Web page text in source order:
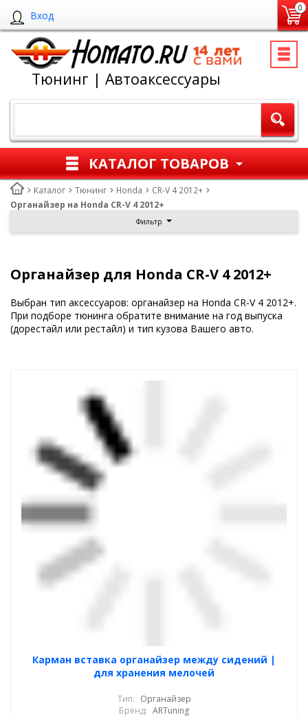
Вход
0
Тюнинг | Автоаксессуары
КАТАЛОГ ТОВАРОВ
Каталог Тюнинг Honda
CR-V 4 2012+
Органайзер на Honda CR-V 4 2012+
Фильтр
Органайзер для Honda CR-V 4 2012+
Выбран тип аксессуаров: органайзер на Honda CR-V 4 2012+.
При подборе тюнинга обратите внимание на год выпуска
(дорестайл или рестайл) и тип кузова Вашего авто.
Карман вставка органайзер между сидений |
для хранения мелочей
Тип: Органайзер
Бренд: ARTuning